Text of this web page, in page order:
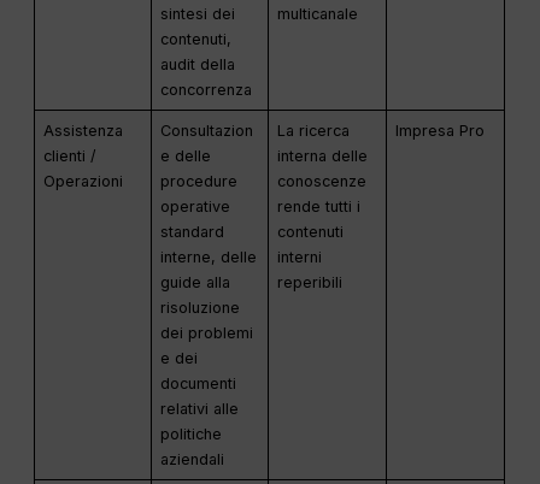
sintesi dei
contenuti,
audit della
concorrenza
multicanale
Assistenza
clienti /
Operazioni
Consultazion
e delle
procedure
operative
standard
interne, delle
guide alla
risoluzione
dei problemi
e dei
documenti
relativi alle
politiche
aziendali
La ricerca
interna delle
conoscenze
rende tutti i
contenuti
interni
reperibili
Impresa Pro